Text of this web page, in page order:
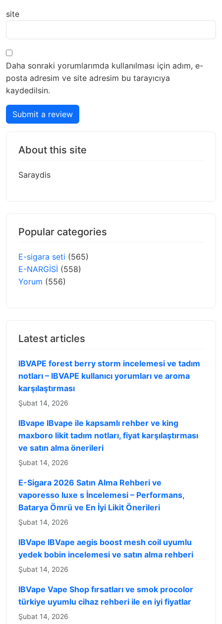
site
Daha sonraki yorumlarımda kullanılması için adım, e-
posta adresim ve site adresim bu tarayıcıya
kaydedilsin.
Submit a review
About this site
Saraydis
Popular categories
E-sigara seti (565)
E-NARGİSİ (558)
Yorum (556)
Latest articles
IBVAPE forest berry storm incelemesi ve tadım
notları – IBVAPE kullanıcı yorumları ve aroma
karşılaştırması
Şubat 14, 2026
IBvape IBvape ile kapsamlı rehber ve king
maxboro likit tadım notları, fiyat karşılaştırması
ve satın alma önerileri
Şubat 14, 2026
E-Sigara 2026 Satın Alma Rehberi ve
vaporesso luxe s İncelemesi – Performans,
Batarya Ömrü ve En İyi Likit Önerileri
Şubat 14, 2026
IBVape IBVape aegis boost mesh coil uyumlu
yedek bobin incelemesi ve satın alma rehberi
Şubat 14, 2026
IBVape Vape Shop fırsatları ve smok procolor
türkiye uyumlu cihaz rehberi ile en iyi fiyatlar
Şubat 14, 2026